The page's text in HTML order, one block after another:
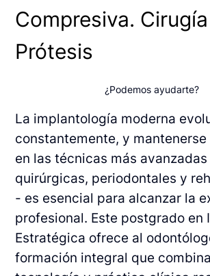
Compresiva.
Prótesis
¿Podemos ayudarte?
La implantología moderna
constantemente, y
en las técnicas más
quirúrgicas, periodontales y
- es esencial para alcanzar la
profesional. Este postgrado en
Estratégica ofrece al
formación integral que